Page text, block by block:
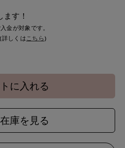
す！
金が対象です。
しくはこちら )
に入れる
庫を見る